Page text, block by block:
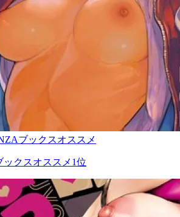
ブックスオススメ
クスオススメ1位